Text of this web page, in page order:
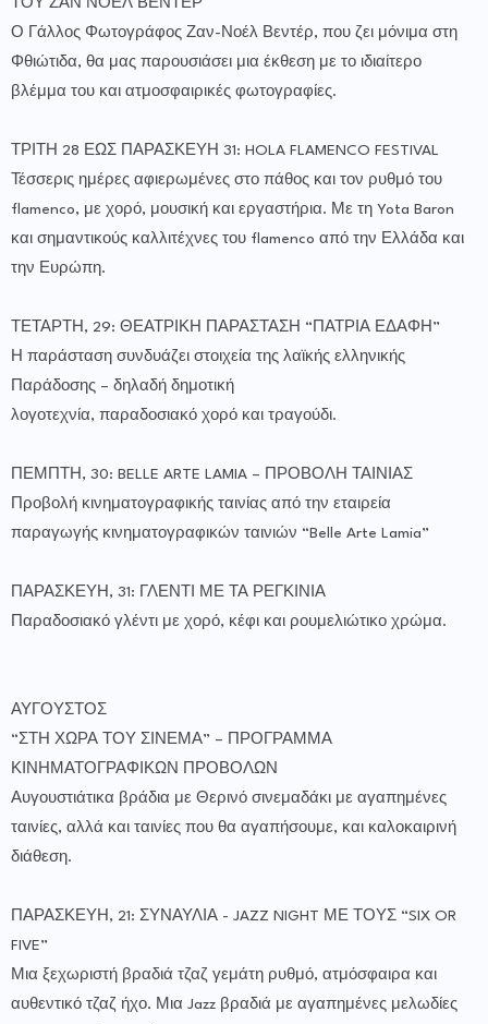
ΤΟΥ ΖΑΝ ΝΟΕΛ ΒΕΝΤΕΡ
Ο Γάλλος Φωτογράφος Ζαν-Νοέλ Βεντέρ, που ζει μόνιμα στη
Φθιώτιδα, θα μας παρουσιάσει μια έκθεση με το ιδιαίτερο
βλέμμα του και ατμοσφαιρικές φωτογραφίες.
ΤΡΙΤΗ 28 ΕΩΣ ΠΑΡΑΣΚΕΥΗ 31: HOLA FLAMENCO FESTIVAL
Τέσσερις ημέρες αφιερωμένες στο πάθος και τον ρυθμό του
flamenco, με χορό, μουσική και εργαστήρια. Με τη Yota Baron
και σημαντικούς καλλιτέχνες του flamenco από την Ελλάδα και
την Ευρώπη.
ΤΕΤΑΡΤΗ, 29: ΘΕΑΤΡΙΚΗ ΠΑΡΑΣΤΑΣΗ “ΠΑΤΡΙΑ ΕΔΑΦΗ”
Η παράσταση συνδυάζει στοιχεία της λαϊκής ελληνικής
Παράδοσης – δηλαδή δημοτική
λογοτεχνία, παραδοσιακό χορό και τραγούδι.
ΠΕΜΠΤΗ, 30: BELLE ARTE LAMIA – ΠΡΟΒΟΛΗ ΤΑΙΝΙΑΣ
Προβολή κινηματογραφικής ταινίας από την εταιρεία
παραγωγής κινηματογραφικών ταινιών “Belle Arte Lamia”
ΠΑΡΑΣΚΕΥΗ, 31: ΓΛΕΝΤΙ ΜΕ ΤΑ ΡΕΓΚΙΝΙΑ
Παραδοσιακό γλέντι με χορό, κέφι και ρουμελιώτικο χρώμα.
ΑΥΓΟΥΣΤΟΣ
“ΣΤΗ ΧΩΡΑ ΤΟΥ ΣΙΝΕΜΑ” – ΠΡΟΓΡΑΜΜΑ
ΚΙΝΗΜΑΤΟΓΡΑΦΙΚΩΝ ΠΡΟΒΟΛΩΝ
Αυγουστιάτικα βράδια με Θερινό σινεμαδάκι με αγαπημένες
ταινίες, αλλά και ταινίες που θα αγαπήσουμε, και καλοκαιρινή
διάθεση.
ΠΑΡΑΣΚΕΥΗ, 21: ΣΥΝΑΥΛΙΑ - JAZZ NIGHT ΜΕ ΤΟΥΣ “SIX OR
FIVE”
Μια ξεχωριστή βραδιά τζαζ γεμάτη ρυθμό, ατμόσφαιρα και
αυθεντικό τζαζ ήχο. Μια Jazz βραδιά με αγαπημένες μελωδίες